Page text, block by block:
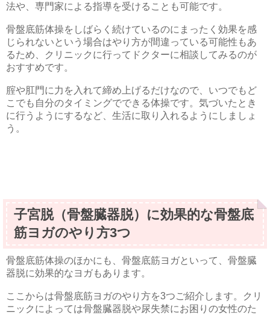
法や、専門家による指導を受けることも可能です。
骨盤底筋体操をしばらく続けているのにまったく効果を感
じられないという場合はやり方が間違っている可能性もあ
るため、クリニックに行ってドクターに相談してみるのが
おすすめです。
腟や肛門に力を入れて締め上げるだけなので、いつでもど
こでも自分のタイミングでできる体操です。気づいたとき
に行うようにするなど、生活に取り入れるようにしましょ
う。
子宮脱（骨盤臓器脱）に効果的な骨盤底
筋ヨガのやり方3つ
骨盤底筋体操のほかにも、骨盤底筋ヨガといって、骨盤臓
器脱に効果的なヨガもあります。
ここからは骨盤底筋ヨガのやり方を3つご紹介します。クリ
ニックによっては骨盤臓器脱や尿失禁にお困りの女性のた